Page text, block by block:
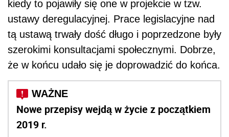
kiedy to pojawiły się one w projekcie w tzw.
ustawy deregulacyjnej. Prace legislacyjne nad
tą ustawą trwały dość długo i poprzedzone były
szerokimi konsultacjami społecznymi. Dobrze,
że w końcu udało się je doprowadzić do końca.
Nowe przepisy wejdą w życie z początkiem
2019 r.